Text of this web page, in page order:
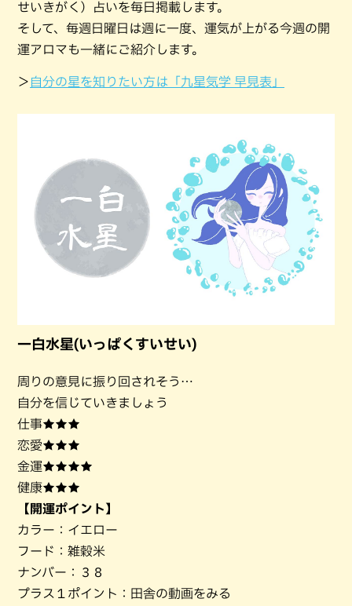
せいきがく）占いを毎日掲載します。
そして、毎週日曜日は週に一度、運気が上がる今週の開
運アロマも一緒にご紹介します。
＞ 自分の星を知りたい方は「九星気学 早見表」
一白水星(いっぱくすいせい)
周りの意見に振り回されそう…
自分を信じていきましょう
仕事★★★
恋愛★★★
金運★★★★
健康★★★
【開運ポイント】
カラー：イエロー
フード：雑穀米
ナンバー：３８
プラス１ポイント：田舎の動画をみる